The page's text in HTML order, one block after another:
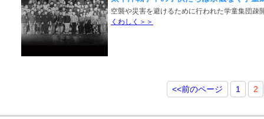
空襲や災害を避けるために行われた学童集団疎
くわしく＞＞
<<前のページ 1 2